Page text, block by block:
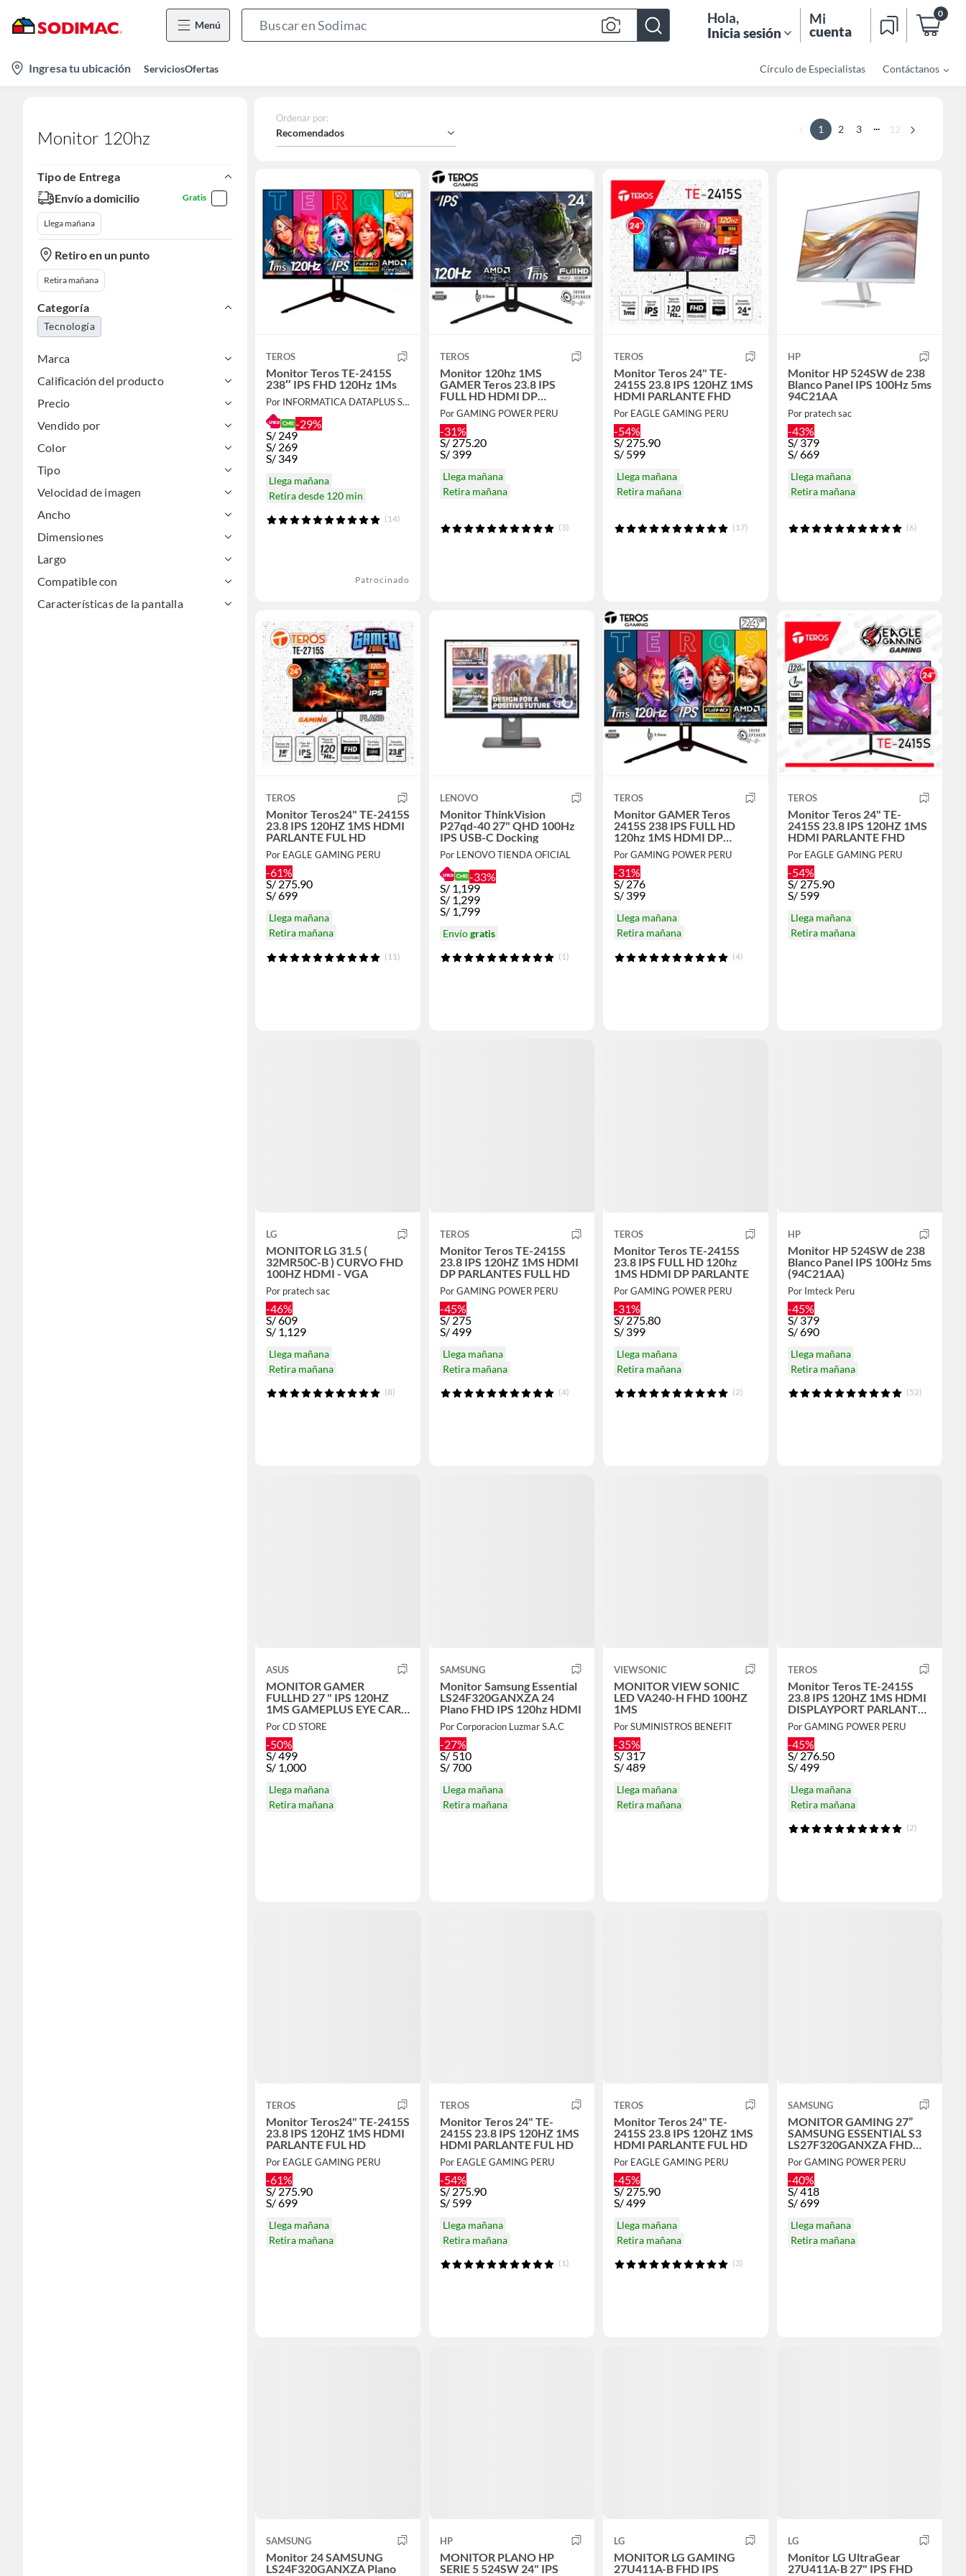
Menú
Bar
Hola,
Inicia sesión
Mi
cuenta
0
location-
icon
Ingresa tu ubicación ServiciosOfertas Círculo de Especialistas Contáctanos
Monitor 120hz
Tipo de Entrega
Envío a domicilio
Gratis
Llega mañana
Retiro en un punto
Retira mañana
Categoría
Tecnología
Marca
Calificación del producto
Precio
Vendido por
Color
Tipo
Velocidad de imagen
Ancho
Dimensiones
Largo
Compatible con
Características de la pantalla
Ordenar por:
Recomendados 1 2 3 ... 12
TEROS
Monitor Teros TE-2415S
238″ IPS FHD 120Hz 1Ms
Por INFORMATICA DATAPLUS SAC
-29%
S/ 249
S/ 269
S/ 349
Llega mañana
Retira desde 120 min
(14)
Patrocinado
TEROS
Monitor 120hz 1MS
GAMER Teros 23.8 IPS
FULL HD HDMI DP
PARLANTE
Por GAMING POWER PERU
-31%
S/275.20
S/ 399
Llega mañana
Retira mañana
(3)
TEROS
Monitor Teros 24" TE-
2415S 23.8 IPS 120HZ 1MS
HDMI PARLANTE FHD
Por EAGLE GAMING PERU
-54%
S/275.90
S/ 599
Llega mañana
Retira mañana
(17)
HP
Monitor HP 524SW de 238
Blanco Panel IPS 100Hz 5ms
94C21AA
Por pratech sac
-43%
S/379
S/669
Llega mañana
Retira mañana
(6)
TEROS
Monitor Teros24" TE-2415S
23.8 IPS 120HZ 1MS HDMI
PARLANTE FUL HD
Por EAGLE GAMING PERU
-61%
S/275.90
S/699
Llega mañana
Retira mañana
(11)
LENOVO
Monitor ThinkVision
P27qd-40 27" QHD 100Hz
IPS USB-C Docking
Por LENOVO TIENDA OFICIAL
-33%
S/ 1,199
S/ 1,299
S/ 1,799
Envíogratis
(1)
TEROS
Monitor GAMER Teros
2415S 238 IPS FULL HD
120hz 1MS HDMI DP
PARLANTE
Por GAMING POWER PERU
-31%
S/276
S/ 399
Llega mañana
Retira mañana
(4)
TEROS
Monitor Teros 24" TE-
2415S 23.8 IPS 120HZ 1MS
HDMI PARLANTE FHD
Por EAGLE GAMING PERU
-54%
S/275.90
S/ 599
Llega mañana
Retira mañana
LG
MONITOR LG 31.5 (
32MR50C-B ) CURVO FHD
100HZ HDMI - VGA
Por pratech sac
-46%
S/609
S/ 1,129
Llega mañana
Retira mañana
(8)
TEROS
Monitor Teros TE-2415S
23.8 IPS 120HZ 1MS HDMI
DP PARLANTES FULL HD
Por GAMING POWER PERU
-45%
S/275
S/499
Llega mañana
Retira mañana
(4)
TEROS
Monitor Teros TE-2415S
23.8 IPS FULL HD 120hz
1MS HDMI DP PARLANTE
Por GAMING POWER PERU
-31%
S/275.80
S/ 399
Llega mañana
Retira mañana
(2)
HP
Monitor HP 524SW de 238
Blanco Panel IPS 100Hz 5ms
(94C21AA)
Por Imteck Peru
-45%
S/379
S/690
Llega mañana
Retira mañana
(52)
ASUS
MONITOR GAMER
FULLHD 27 " IPS 120HZ
1MS GAMEPLUS EYE CARE
VY279HGR
Por CD STORE
-50%
S/499
S/ 1,000
Llega mañana
Retira mañana
SAMSUNG
Monitor Samsung Essential
LS24F320GANXZA 24
Plano FHD IPS 120hz HDMI
Por Corporacion Luzmar S.A.C
-27%
S/510
S/700
Llega mañana
Retira mañana
VIEWSONIC
MONITOR VIEW SONIC
LED VA240-H FHD 100HZ
1MS
Por SUMINISTROS BENEFIT
-35%
S/317
S/489
Llega mañana
Retira mañana
TEROS
Monitor Teros TE-2415S
23.8 IPS 120HZ 1MS HDMI
DISPLAYPORT PARLANTE
FUL HD FBF
Por GAMING POWER PERU
-45%
S/276.50
S/499
Llega mañana
Retira mañana
(2)
TEROS
Monitor Teros24" TE-2415S
23.8 IPS 120HZ 1MS HDMI
PARLANTE FUL HD
Por EAGLE GAMING PERU
-61%
S/275.90
S/699
Llega mañana
Retira mañana
TEROS
Monitor Teros 24" TE-
2415S 23.8 IPS 120HZ 1MS
HDMI PARLANTE FUL HD
Por EAGLE GAMING PERU
-54%
S/275.90
S/ 599
Llega mañana
Retira mañana
(1)
TEROS
Monitor Teros 24" TE-
2415S 23.8 IPS 120HZ 1MS
HDMI PARLANTE FUL HD
Por EAGLE GAMING PERU
-45%
S/275.90
S/499
Llega mañana
Retira mañana
(3)
SAMSUNG
MONITOR GAMING 27”
SAMSUNG ESSENTIAL S3
LS27F320GANXZA FHD
120HZ HDMI
Por GAMING POWER PERU
-40%
S/418
S/699
Llega mañana
Retira mañana
SAMSUNG
Monitor 24 SAMSUNG
LS24F320GANXZA Plano
HP
MONITOR PLANO HP
SERIE 5 524SW 24" IPS
LG
MONITOR LG GAMING
27U411A-B FHD IPS
LG
Monitor LG UltraGear
27U411A-B 27" IPS FHD